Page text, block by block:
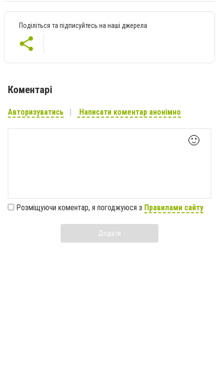
Поділіться та підписуйтесь на наші джерела
Коментарі
Авторизуватись Написати коментар анонімно
🙂
Розміщуючи коментар, я погоджуюся з Правилами сайту
Додати